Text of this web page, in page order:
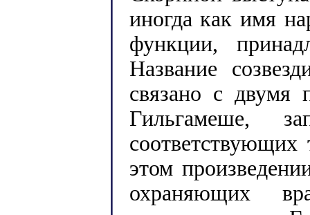
иногда как имя
функции,
Название
связано с двумя
Гильгамеше,
этом
охраняющих